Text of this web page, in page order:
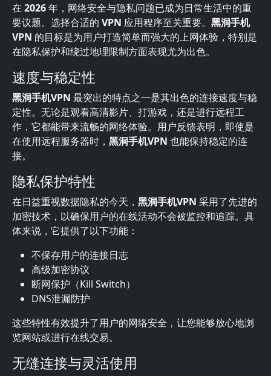
在 2026年，网络安全与隐私问题已成为日常生活中的重
要议题。选择合适的 VPN 应用程序至关重要。 黑洞手机
VPN 的目标是为用户打造简单而强大的上网体验，特别是
在隐私保护和绕过地理限制方面表现尤为出色。
速度与稳定性
黑洞手机VPN 最突出的特点之一是其出色的连接速度与稳
定性。无论是观看高清影片、打游戏，还是进行远程工
作，它都能带来流畅的网络体验。用户反馈表明，即使是
在使用远程服务器时， 黑洞手机VPN 也能保持稳定的连
接。
隐私保护特性
在日益重视数据隐私的今天， 黑洞手机VPN 采用了先进的
加密技术，以确保用户的在线活动不会被监控和追踪。具
体来说，它提供了以下功能：
不保存用户的连接日志
高级加密协议
断网保护（Kill Switch）
DNS泄漏防护
这些特性有效提升了用户的网络安全，让您能够放心地浏
览网站或进行在线交易。
无缝连接与灵活使用